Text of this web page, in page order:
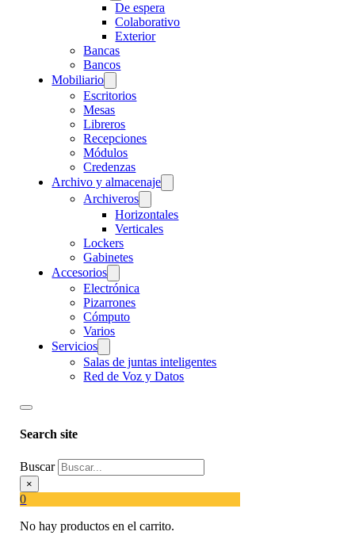
De espera
Colaborativo
Exterior
Bancas
Bancos
Mobiliario
Escritorios
Mesas
Libreros
Recepciones
Módulos
Credenzas
Archivo y almacenaje
Archiveros
Horizontales
Verticales
Lockers
Gabinetes
Accesorios
Electrónica
Pizarrones
Cómputo
Varios
Servicios
Salas de juntas inteligentes
Red de Voz y Datos
Search site
Buscar
×
0
No hay productos en el carrito.